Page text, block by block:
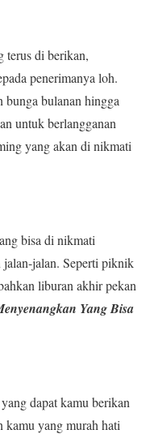
terus di berikan,
penerimanya loh.
bunga bulanan hingga
untuk berlangganan
yang akan di nikmati
bisa di nikmati
jalan-jalan. Seperti piknik
liburan akhir pekan
Yang Bisa
dapat kamu berikan
kamu yang murah hati